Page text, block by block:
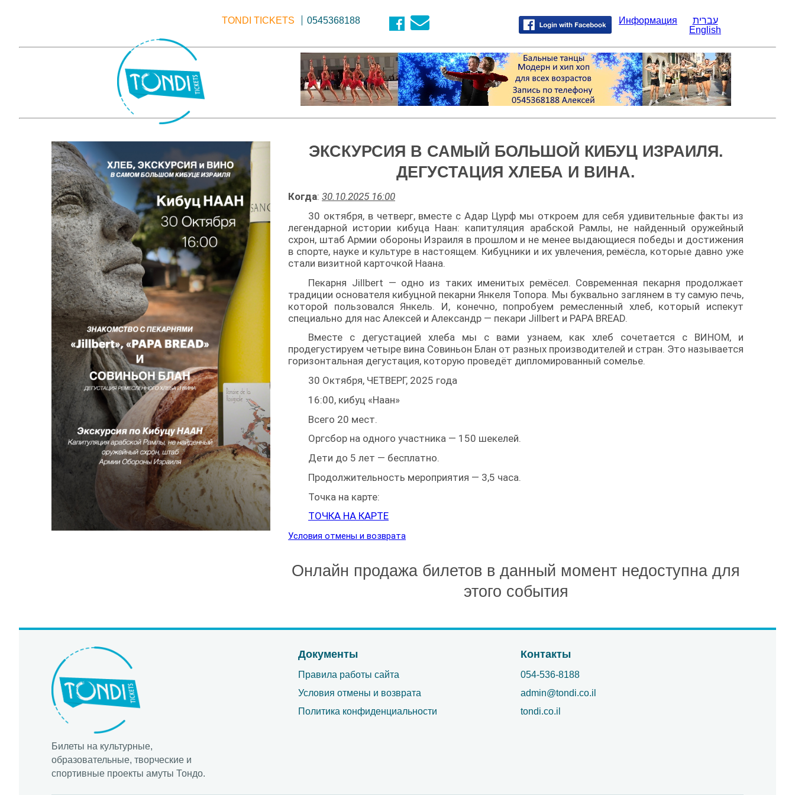
TONDI TICKETS 0545368188 Информация
עברית
English
ЭКСКУРСИЯ В САМЫЙ БОЛЬШОЙ КИБУЦ ИЗРАИЛЯ.
ДЕГУСТАЦИЯ ХЛЕБА И ВИНА.
Когда: 30.10.2025 16:00
30 октября, в четверг, вместе с Адар Цурф мы откроем для себя удивительные факты из
легендарной истории кибуца Наан: капитуляция арабской Рамлы, не найденный оружейный
схрон, штаб Армии обороны Израиля в прошлом и не менее выдающиеся победы и достижения
в спорте, науке и культуре в настоящем. Кибуцники и их увлечения, ремёсла, которые давно уже
стали визитной карточкой Наана.
Пекарня Jillbert — одно из таких именитых ремёсел. Современная пекарня продолжает
традиции основателя кибуцной пекарни Янкеля Топора. Мы буквально заглянем в ту самую печь,
которой пользовался Янкель. И, конечно, попробуем ремесленный хлеб, который испекут
специально для нас Алексей и Александр — пекари Jillbert и PAPA BREAD.
Вместе с дегустацией хлеба мы с вами узнаем, как хлеб сочетается с ВИНОМ, и
продегустируем четыре вина Совиньон Блан от разных производителей и стран. Это называется
горизонтальная дегустация, которую проведёт дипломированный сомелье.
30 Октября, ЧЕТВЕРГ, 2025 года
16:00, кибуц «Наан»
Всего 20 мест.
Оргсбор на одного участника — 150 шекелей.
Дети до 5 лет — бесплатно.
Продолжительность мероприятия — 3,5 часа.
Точка на карте:
ТОЧКА НА КАРТЕ
Условия отмены и возврата
Онлайн продажа билетов в данный момент недоступна для
этого события
Билеты на культурные,
образовательные, творческие и
спортивные проекты амуты Тондо.
Документы
Правила работы сайта
Условия отмены и возврата
Политика конфиденциальности
Контакты
054-536-8188
admin@tondi.co.il
tondi.co.il